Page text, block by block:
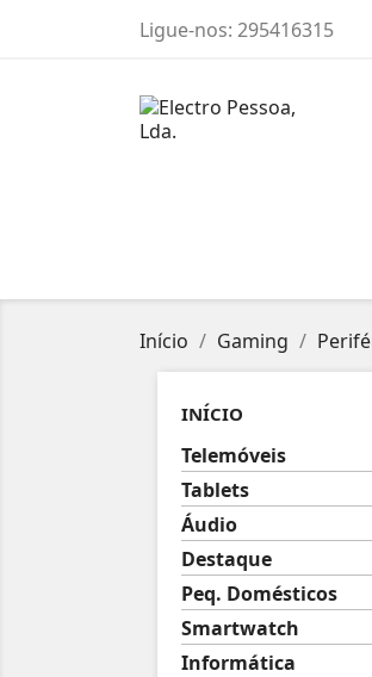
Ligue-nos: 295416315
Início Gaming
INÍCIO
Telemóveis
Tablets
Áudio
Destaque
Peq. Domésticos
Smartwatch
Informática